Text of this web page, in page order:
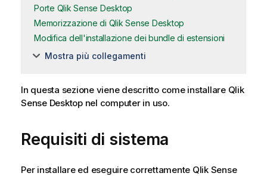
Porte Qlik Sense Desktop
Memorizzazione di Qlik Sense Desktop
Modifica dell'installazione dei bundle di estensioni
Mostra più collegamenti
In questa sezione viene descritto come installare Qlik
Sense Desktopnel computer in uso.
Requisiti di sistema
Per installare ed eseguire correttamente Qlik Sense